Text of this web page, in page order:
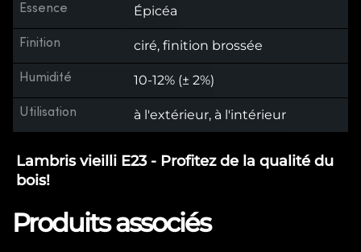
Essence Épicéa
Finition ciré, finition brossée
Humidité 10-12% (± 2%)
Utilisation à l'extérieur, à l'intérieur
Lambris vieilli E23 - Profitez de la qualité du
bois!
Produits associés